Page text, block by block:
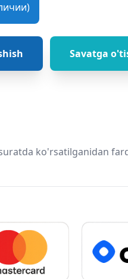
Savatga
ko'rsatilganidan